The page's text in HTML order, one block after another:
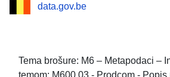
data.gov.be
Tema brošure: M6 – Metapodaci –